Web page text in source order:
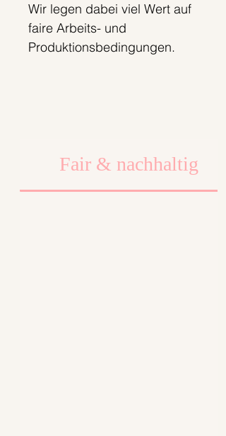
Wir legen dabei viel Wert auf
faire Arbeits- und
Produktionsbedingungen.
Fair & nachhaltig